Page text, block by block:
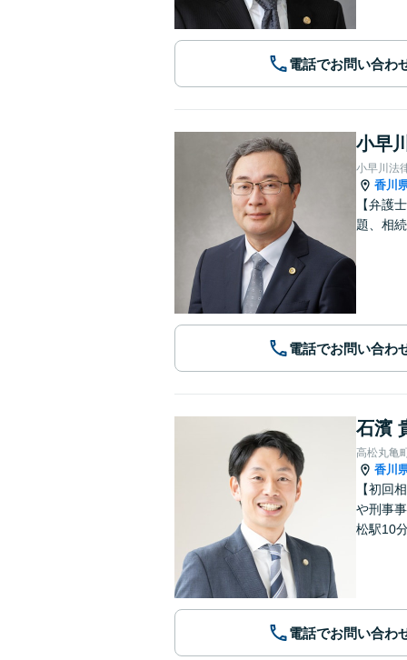
電話でお問い合わ
小早
小早川法
香川
【弁護
題、相
電話でお問い合わ
石濱
高松丸亀
香川
【初回
や刑事
松駅10
電話でお問い合わ